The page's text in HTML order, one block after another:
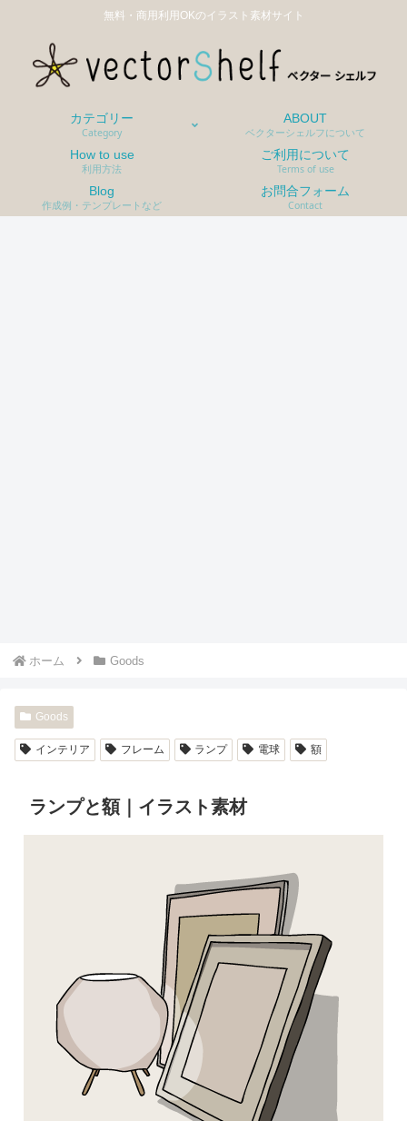
無料・商用利用OKのイラスト素材サイト
カテゴリー
Category
ABOUT
ベクターシェルフについて
How to use
利用方法
ご利用について
Terms of use
Blog
作成例・テンプレートなど
お問合フォーム
Contact
ホーム Goods
Goods
インテリア フレーム ランプ 電球 額
ランプと額｜イラスト素材